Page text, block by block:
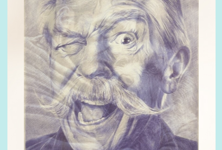
Бессрочный
доступ и
проверка
домашних
заданийна всех